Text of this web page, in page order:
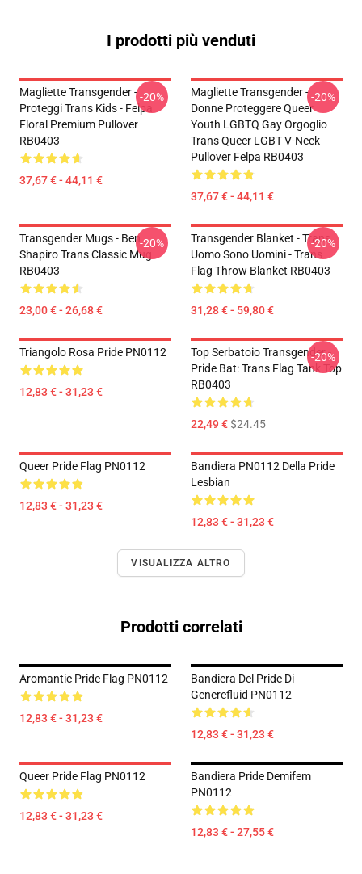
I prodotti più venduti
Magliette Transgender -
Proteggi Trans Kids - Felpa
Floral Premium Pullover
RB0403
37,67 € - 44,11 €
-20%
Magliette Transgender -
Donne Proteggere Queer
Youth LGBTQ Gay Orgoglio
Trans Queer LGBT V-Neck
Pullover Felpa RB0403
37,67 € - 44,11 €
-20%
Transgender Mugs - Ben
Shapiro Trans Classic Mug
RB0403
23,00 € - 26,68 €
-20%
Transgender Blanket - Trans
Uomo Sono Uomini - Trans
Flag Throw Blanket RB0403
31,28 € - 59,80 €
-20%
Triangolo Rosa Pride PN0112
12,83 € - 31,23 €
Top Serbatoio Transgender -
Pride Bat: Trans Flag Tank Top
RB0403
22,49 €$24.45
-20%
Queer Pride Flag PN0112
12,83 € - 31,23 €
Bandiera PN0112 Della Pride
Lesbian
12,83 € - 31,23 €
VISUALIZZA ALTRO
Prodotti correlati
Aromantic Pride Flag PN0112
12,83 € - 31,23 €
Bandiera Del Pride Di
Generefluid PN0112
12,83 € - 31,23 €
Queer Pride Flag PN0112
12,83 € - 31,23 €
Bandiera Pride Demifem
PN0112
12,83 € - 27,55 €